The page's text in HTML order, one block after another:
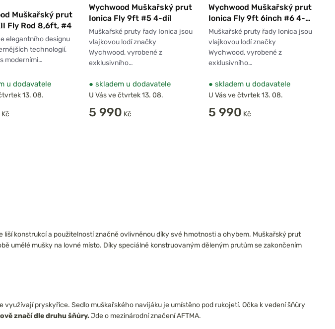
Muškařský prut
Fly Rod 8,6ft, #4
elegantního designu
technologií,
moderními…
u dodavatele
13. 08.
Kč
Wychwood Muškařský prut
Ionica Fly 9ft #5 4-díl
Muškařské pruty řady Ionica jsou
vlajkovou lodí značky
Wychwood, vyrobené z
exklusivního…
● skladem u dodavatele
U Vás ve čtvrtek 13. 08.
5 990 Kč
Wychwood Muškařský prut
Ionica Fly 9ft 6inch #6 4-
díl
Muškařské pruty řady Ionica jsou
vlajkovou lodí značky
Wychwood, vyrobené z
exklusivního…
● skladem u dodavatele
U Vás ve čtvrtek 13. 08.
5 990 Kč
liší konstrukcí a použitelností značně ovlivněnou díky své hmotnosti a ohybem. Muškařský prut
umělé mušky na lovné místo. Díky speciálně konstruovaným děleným prutům se zakončením
pryskyřice. Sedlo muškařského navijáku je umístěno pod rukojetí. Očka k vedení šňůry
značí dle druhu šňůry.Jde o mezinárodní značení AFTMA.